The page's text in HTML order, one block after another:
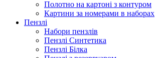
Полотно на картоні з контуром
Картини за номерами в наборах
Пензлі
Набори пензлів
Пензлі Синтетика
Пензлі Білка